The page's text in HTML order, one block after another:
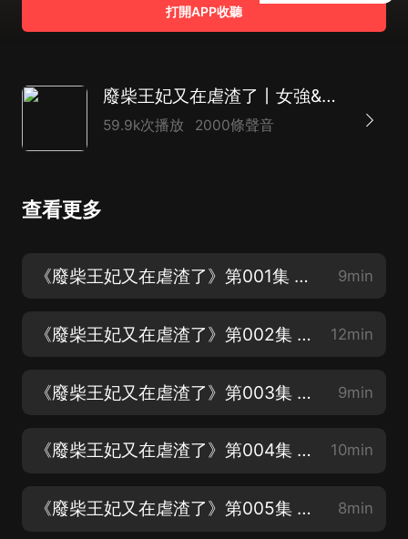
打開APP收聽
廢柴王妃又在虐渣了丨女強&逆襲丨真人多播丨幻言有聲劇
59.9k次播放 2000條聲音
查看更多
《廢柴王妃又在虐渣了》第001集 傻子大小姐【收聽！訂閱，關注主播！】 9min
《廢柴王妃又在虐渣了》第002集 秀色可餐【點讚，評論走起來！謝謝支持與喜愛！】 12min
《廢柴王妃又在虐渣了》第003集 我脾氣不太好【日更10集，訂閱才能看到】 9min
《廢柴王妃又在虐渣了》第004集 你跟我說教養【歡迎評論、交流 主播看到會回復】 10min
《廢柴王妃又在虐渣了》第005集 千年王八萬年龜【好聽的話，幫主播分享一下哦！】 8min